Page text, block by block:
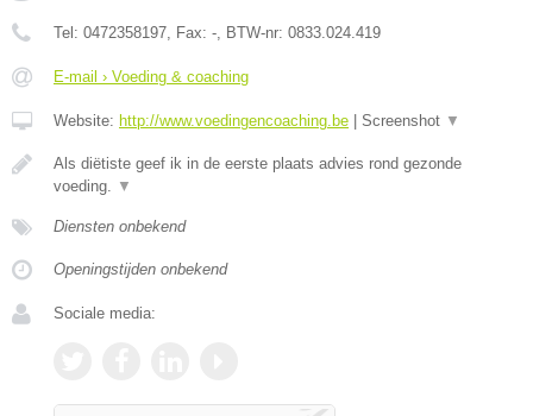
Tel: 0472358197, Fax: -, BTW-nr: 0833.024.419
E-mail › Voeding & coaching
Website: http://www.voedingencoaching.be Screenshot ▼
Als diëtiste geef ik in de eerste plaats advies rond gezonde
voeding. ▼
Diensten onbekend
Openingstijden onbekend
Sociale media: